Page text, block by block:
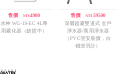
售價/ NT$4980
水神 WG-19-EC 4L專
用霧化器（缺貨中）
售價 /NT$59500
深層超濾雙道式 全戶
淨水器/商用淨水器
（PVC管安裝價，白
鐵管另計）